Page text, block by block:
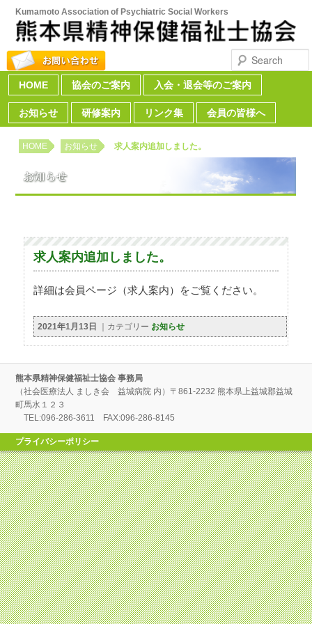
Kumamoto Association of Psychiatric Social Workers
Search
Main menu
Skip to primary content
Skip to secondary content
HOME 協会のご案内 入会・退会等のご案内
お知らせ 研修案内 リンク集 会員の皆様へ
HOME お知らせ 求人案内追加しました。
求人案内追加しました。
詳細は会員ページ（求人案内）をご覧ください。
2021年1月13日 ｜カテゴリー お知らせ
熊本県精神保健福祉士協会 事務局
（社会医療法人 ましき会 益城病院 内）〒861-2232 熊本県上益城郡益城
町馬水１２３
TEL:096-286-3611 FAX:096-286-8145
プライバシーポリシー